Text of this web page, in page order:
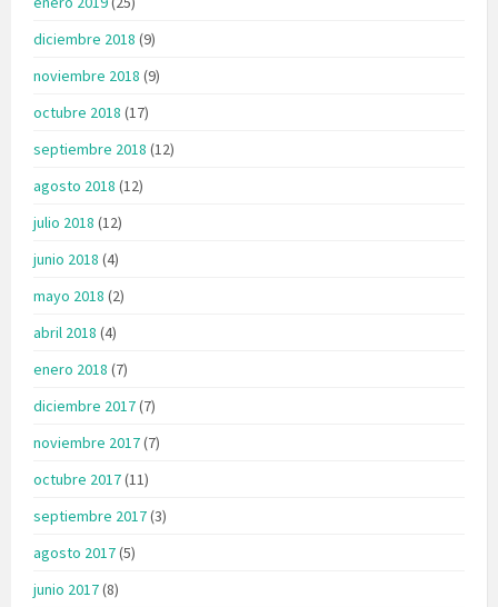
diciembre 2018 (9)
noviembre 2018 (9)
octubre 2018 (17)
septiembre 2018 (12)
agosto 2018 (12)
julio 2018 (12)
junio 2018 (4)
mayo 2018 (2)
abril 2018 (4)
enero 2018 (7)
diciembre 2017(7)
noviembre 2017(7)
octubre 2017(11)
septiembre 2017(3)
agosto 2017(5)
junio 2017(8)